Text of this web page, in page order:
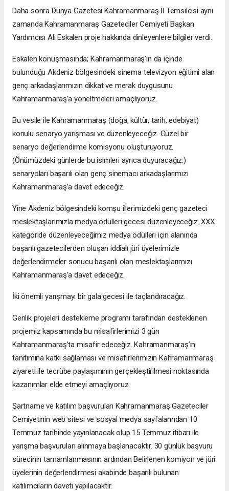
Daha sonra Dünya Gazetesi Kahramanmaraş İl Temsilcisi aynı
zamanda Kahramanmaraş Gazeteciler Cemiyeti Başkan
Yardımcısı Ali Eskalen proje hakkında dinleyenlere bilgiler verdi.
Eskalen konuşmasında; Kahramanmaraş’ın da içinde
bulunduğu Akdeniz bölgesindeki sinema televizyon eğitimi alan
genç arkadaşlarımızın dikkat ve merak duygusunu
Kahramanmaraş’a yöneltmeleri amaçlıyoruz.
Bu vesile ile Kahramanmaraş (doğa, kültür, tarih, edebiyat)
konulu senaryo yarışması ve düzenleyeceğiz. Güzel bir
senaryo değerlendirme komisyonu oluşturuyoruz.
(Önümüzdeki günlerde bu isimleri ayrıca duyuracağız.)
senaryoları başarılı olan genç sinemacı arkadaşlarımızı
Kahramanmaraş’a davet edeceğiz.
Yine Akdeniz bölgesindeki komşu illerimizdeki genç gazeteci
meslektaşlarımızla medya ödülleri gecesi düzenleyeceğiz. XXX
kategoride düzenleyeceğimiz medya ödülleri için alanında
başarılı gazetecilerden oluşan iddialı jüri üyelerimizle
değerlendirmeler sonucu başarılı olan meslektaşlarımızı
Kahramanmaraş’a davet edeceğiz.
İki önemli yarışmayı bir gala gecesi ile taçlandıracağız.
Genlik projeleri destekleme programı tarafından desteklenen
projemiz kapsamında bu misafirlerimizi 3 gün
Kahramanmaraş’ta misafir edeceğiz. Kahramanmaraş’ın
tanıtımına katkı sağlaması ve misafirlerimizin Kahramanmaraş
ziyareti ile tecrübe paylaşımının gerçekleştirilmesi noktasında
kazanımlar elde etmeyi amaçlıyoruz.
Şartname ve katılım başvuruları Kahramanmaraş Gazeteciler
Cemiyetinin web sitesi ve sosyal medya sayfalarından 10
Temmuz tarihinde yayınlanacak olup 15 Temmuz itibarı ile
yarışma başvuruları alınmaya başlanacaktır. 30 günlük başvuru
sürecinin tamamlanmasının ardından Belirlenen komiyon ve jüri
üyelerinin değerlendirmesi akabinde başarılı bulunan
katılımcıların daveti yapılacaktır.